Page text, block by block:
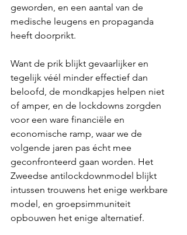
geworden, en een aantal van de
medische leugens en propaganda
heeft doorprikt.
Want de prik blijkt gevaarlijker en
tegelijk véél minder effectief dan
beloofd, de mondkapjes helpen niet
of amper, en de lockdowns zorgden
voor een ware financiële en
economische ramp, waar we de
volgende jaren pas écht mee
geconfronteerd gaan worden. Het
Zweedse antilockdownmodel blijkt
intussen trouwens het enige werkbare
model, en groepsimmuniteit
opbouwen het enige alternatief.